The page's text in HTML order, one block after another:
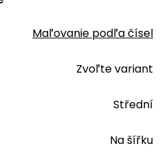
Maľovanie podľa čísel
Zvoľte variant
Střední
Na šířku